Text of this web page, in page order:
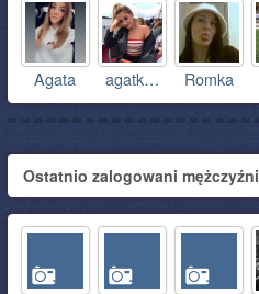
Agata agatk… Romka
Ostatnio zalogowani mężczyźni